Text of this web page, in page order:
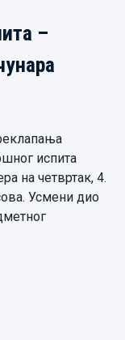
–
испита
на четвртак, 4.
Усмени дио